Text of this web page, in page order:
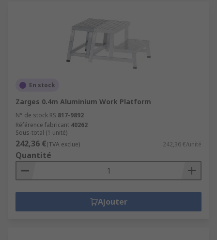
En stock
Zarges 0.4m Aluminium Work Platform
N° de stock RS 817-9892
Référence fabricant 40262
Sous-total (1 unité)
242,36 €(TVA exclue) 242,36 €/unité
Quantité
Ajouter